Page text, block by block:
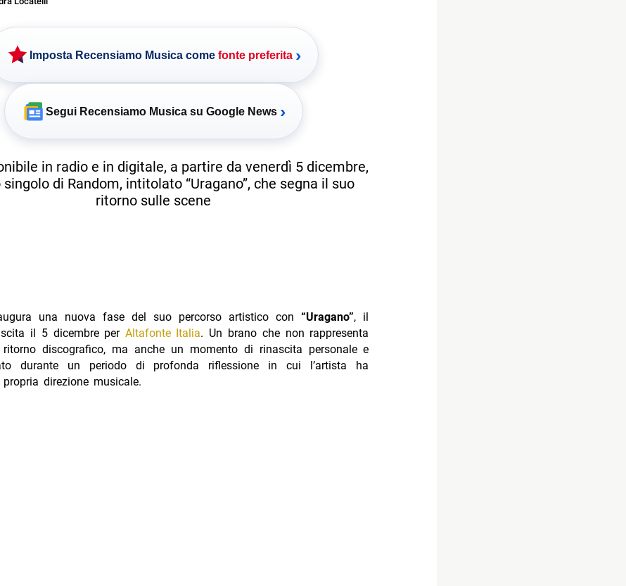
Imposta Recensiamo Musica come fonte preferita ›
Segui Recensiamo Musica su Google News ›
in radio e in digitale, a partire da venerdì 5 dicembre,
di Random, intitolato “Uragano”, che segna il suo
ritorno sulle scene
una nuova fase del suo percorso artistico con“Uragano”, il
il 5 dicembre perAltafonte Italia. Un brano che non rappresenta
discografico, ma anche un momento di rinascita personale e
durante un periodo di profonda riflessione in cui l’artista ha
direzione musicale.